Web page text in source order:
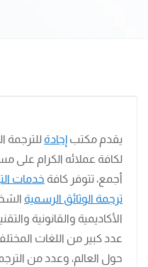
يقدم مكتب إجادة للترجمة
لكافة عملائه الكرام على
أجمع، تتوفر كافة خدمات
ترجمة الوثائق الرسمية
الأكاديمية والقانونية
حول العالم، وعدد من